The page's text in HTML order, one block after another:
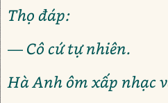
Thọ đáp:
— Cô cứ tự nhiên.
Hà Anh ôm xấp nhạc